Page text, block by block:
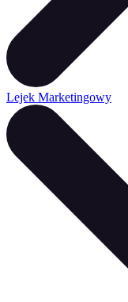
Lejek Marketingowy